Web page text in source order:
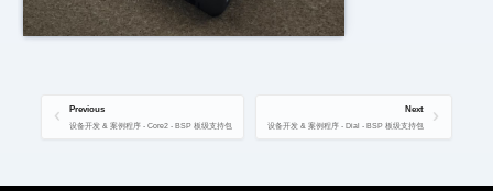
Previous
设备开发 & 案例程序 - Core2 - BSP 板级支持包
Next
设备开发 & 案例程序 - Dial - BSP 板级支持包